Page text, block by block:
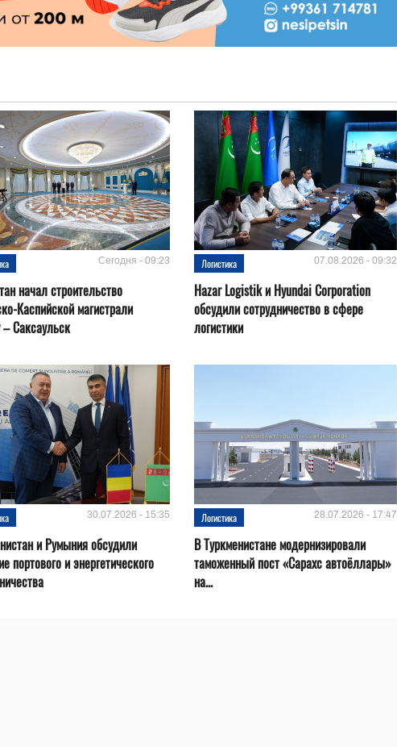
Сегодня - 09:23
начал строительство
Каспийской магистрали
– Саксаульск
Логистика 07.08.2026 - 09:32
Hazar Logistik и Hyundai Corporation
обсудили сотрудничество в сфере
логистики
30.07.2026 - 15:35
и Румыния обсудили
портового и энергетического
Логистика 28.07.2026 - 17:47
В Туркменистане модернизировали
таможенный пост «Сарахс автоёллары»
на...